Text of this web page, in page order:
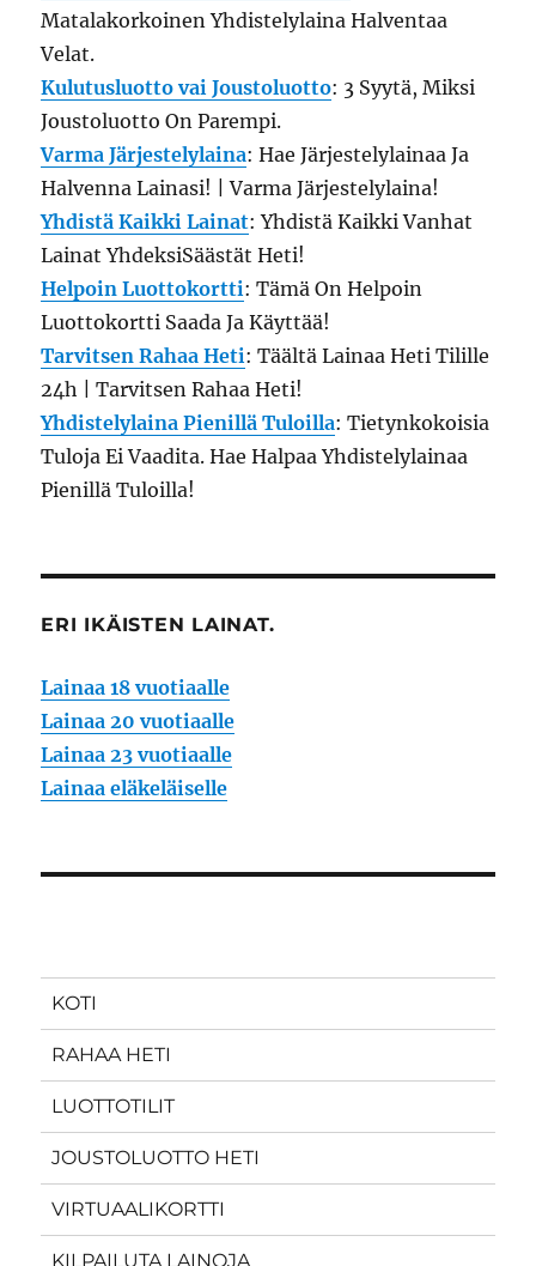
Matalakorkoinen Yhdistelylaina Halventaa
Velat.
Kulutusluotto vai Joustoluotto: 3 Syytä, Miksi
Joustoluotto On Parempi.
Varma Järjestelylaina: Hae Järjestelylainaa Ja
Halvenna Lainasi! | Varma Järjestelylaina!
Yhdistä Kaikki Lainat: Yhdistä Kaikki Vanhat
Lainat YhdeksiSäästät Heti!
Helpoin Luottokortti: Tämä On Helpoin
Luottokortti Saada Ja Käyttää!
Tarvitsen Rahaa Heti: Täältä Lainaa Heti Tilille
24h | Tarvitsen Rahaa Heti!
Yhdistelylaina Pienillä Tuloilla: Tietynkokoisia
Tuloja Ei Vaadita. Hae Halpaa Yhdistelylainaa
Pienillä Tuloilla!
ERI IKÄISTEN LAINAT.
Lainaa 18 vuotiaalle
Lainaa 20 vuotiaalle
Lainaa 23 vuotiaalle
Lainaa eläkeläiselle
KOTI
RAHAA HETI
LUOTTOTILIT
JOUSTOLUOTTO HETI
VIRTUAALIKORTTI
KILPAILUTA LAINOJA